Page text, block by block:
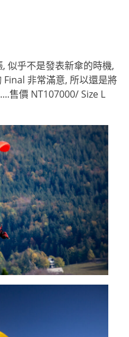
似乎不是發表新傘的時機,
非常滿意, 所以還是將
售價 NT107000/ Size L